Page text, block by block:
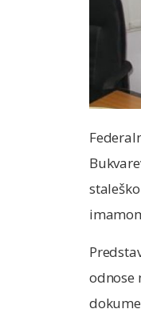
odnose